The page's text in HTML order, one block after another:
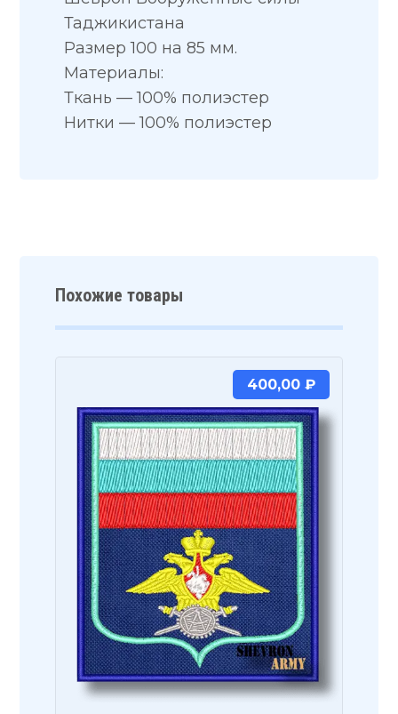
Таджикистана
Размер 100 на 85 мм.
Материалы:
Ткань — 100% полиэстер
Нитки — 100% полиэстер
Похожие товары
400,00 ₽